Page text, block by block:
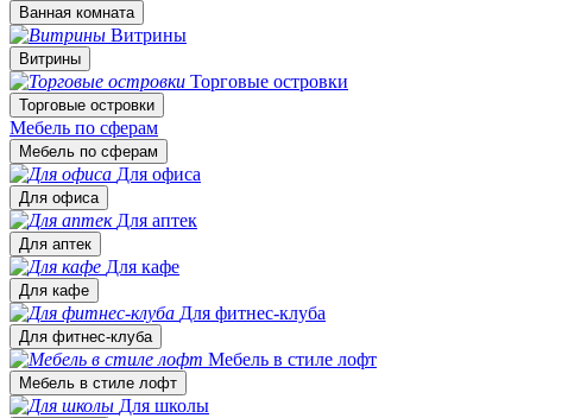
Ванная комната
Витрины
Витрины
Торговые островки
Торговые островки
Мебель по сферам
Мебель по сферам
Для офиса
Для офиса
Для аптек
Для аптек
Для кафе
Для кафе
Для фитнес-клуба
Для фитнес-клуба
Мебель в стиле лофт
Мебель в стиле лофт
Для школы